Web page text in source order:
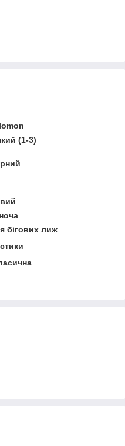
(1-3)
бігових лиж